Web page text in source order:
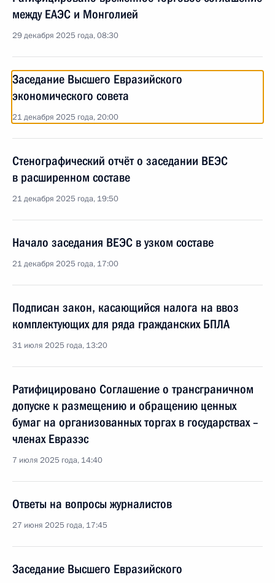
между ЕАЭС и Монголией
29 декабря 2025 года, 08:30
Заседание Высшего Евразийского
экономического совета
21 декабря 2025 года, 20:00
Стенографический отчёт о заседании ВЕЭС
в расширенном составе
21 декабря 2025 года, 19:50
Начало заседания ВЕЭС в узком составе
21 декабря 2025 года, 17:00
Подписан закон, касающийся налога на ввоз
комплектующих для ряда гражданских БПЛА
31 июля 2025 года, 13:20
Ратифицировано Соглашение о трансграничном
допуске к размещению и обращению ценных
бумаг на организованных торгах в государствах –
членах Евразэс
7 июля 2025 года, 14:40
Ответы на вопросы журналистов
27 июня 2025 года, 17:45
Заседание Высшего Евразийского